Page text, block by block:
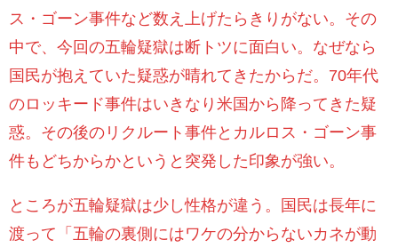
ス・ゴーン事件など数え上げたらきりがない。その
中で、今回の五輪疑獄は断トツに面白い。なぜなら
国民が抱えていた疑惑が晴れてきたからだ。70年代
のロッキード事件はいきなり米国から降ってきた疑
惑。その後のリクルート事件とカルロス・ゴーン事
件もどちからかというと突発した印象が強い。
ところが五輪疑獄は少し性格が違う。国民は長年に
渡って「五輪の裏側にはワケの分からないカネが動